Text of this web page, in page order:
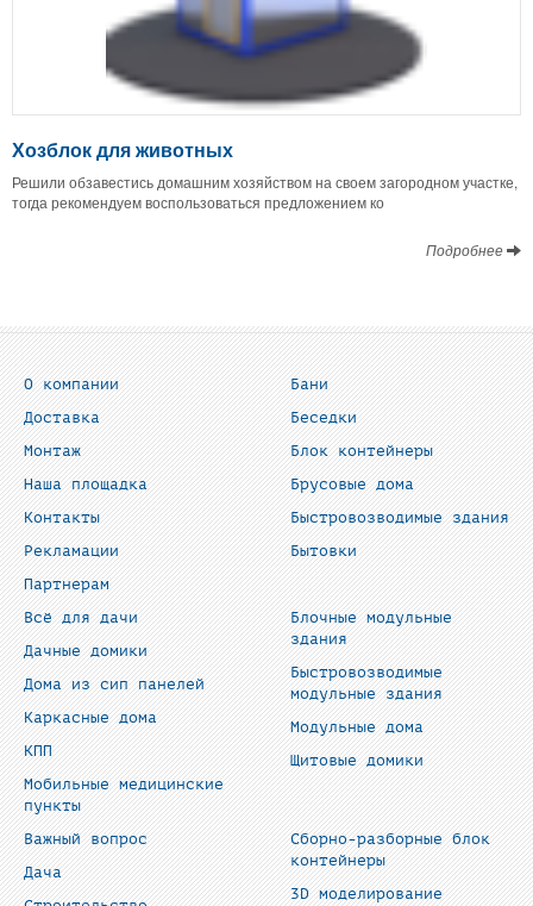
Хозблок для животных
Решили обзавестись домашним хозяйством на своем загородном участке,
тогда рекомендуем воспользоваться предложением ко
Подробнее
О компании
Доставка
Монтаж
Наша площадка
Контакты
Рекламации
Партнерам
Бани
Беседки
Блок контейнеры
Брусовые дома
Быстровозводимые здания
Бытовки
Всё для дачи
Дачные домики
Дома из сип панелей
Каркасные дома
КПП
Мобильные медицинские
пункты
Блочные модульные
здания
Быстровозводимые
модульные здания
Модульные дома
Щитовые домики
Важный вопрос
Дача
Сборно-разборные блок
контейнеры
3D моделирование